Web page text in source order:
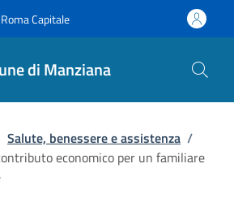
Capitale
di Manziana
Salute, benessere e assistenza /
economico per un familiare